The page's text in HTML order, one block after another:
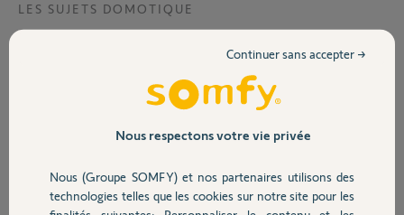
Volet
Sécurité
LES SUJETS DOMOTIQUE
Bonjour à tous,
Je viens de connecter
mon premier Tatou sur
Tahoma hors fil pilote.
J'ai l'icône et tout
PROG, pilotage externe
et programmer via
Nous respectons votre vie privée
Nous (Groupe SOMFY) et nos partenaires utilisons des
technologies telles que les cookies sur notre site pour les
Continuer sans accepter →